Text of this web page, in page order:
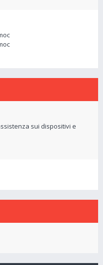
sui dispositivi e